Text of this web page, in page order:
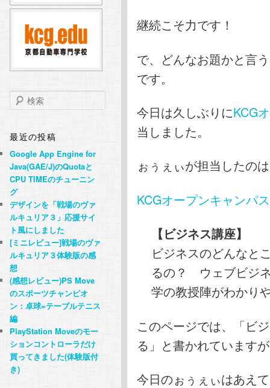
移
動
継続こそ力です！
で、どんなお題かと言
です。
今日は久しぶりにKCG
当しました。
ぉぅぇぃが担当したの
KCGオープンキャンパ
【ビジネス講座】
ビジネスのどんなと
るの？ ウェブビジ
学の教授陣がわかり
このページでは、「ビ
る」と書かれています
今日のぉぅぇぃはあえ
検
索
最近の投稿
Google App Engine for
Java(GAE/J)のQuotaと
CPU TIMEのチューニン
グ
デザインを「戦場のヴァ
ルキュリア３」応援サイ
ト風にしました
[ミニレビュー]戦場のヴァ
ルキュリア３体験版の感
想
(感想レビュー)PS Move
のスポーツチャンピオ
ン：卓球=テーブルテニス
編
PlayStation Moveのモー
ションコントローラだけ
買ってきました(体験版付
き)